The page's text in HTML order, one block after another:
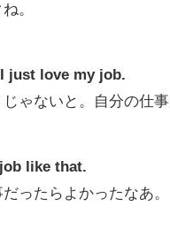
。
just love my job.
ゃないと。自分の仕事
like that.
ったらよかったなあ。